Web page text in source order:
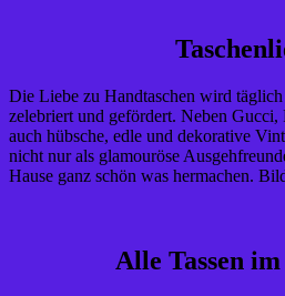
Die Liebe zu Handtaschen wird
zelebriert und gefördert. Neben Gucci,
auch hübsche, edle und dekorative
nicht nur als glamouröse
Hause ganz schön was hermachen.
Alle Tassen